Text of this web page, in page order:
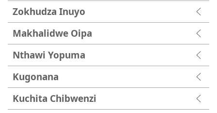
Zokhudza Inuyo
Makhalidwe Oipa
Nthawi Yopuma
Kugonana
Kuchita Chibwenzi